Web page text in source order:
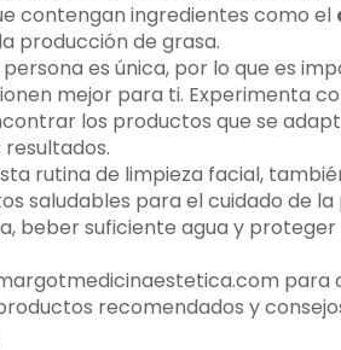
contengan ingredientes como el
producción de grasa.
es única, por lo que es
mejor para ti. Experimenta
los productos que se
rutina de limpieza facial,
saludables para el cuidado de
beber suficiente agua y
para
recomendados y